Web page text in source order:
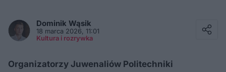
Dominik Wąsik
18 marca 2026, 11:01
Kultura i rozrywka
Organizatorzy Juwenaliów Politechniki